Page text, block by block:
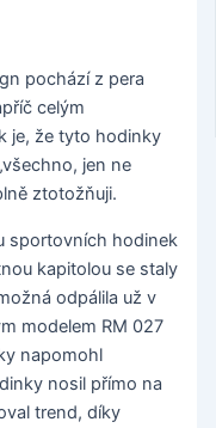
pochází z pera
celým
je, že tyto hodinky
jen ne
ztotožňuji.
sportovních hodinek
kapitolou se staly
odpálila už v
modelem RM 027
napomohl
nosil přímo na
trend, díky